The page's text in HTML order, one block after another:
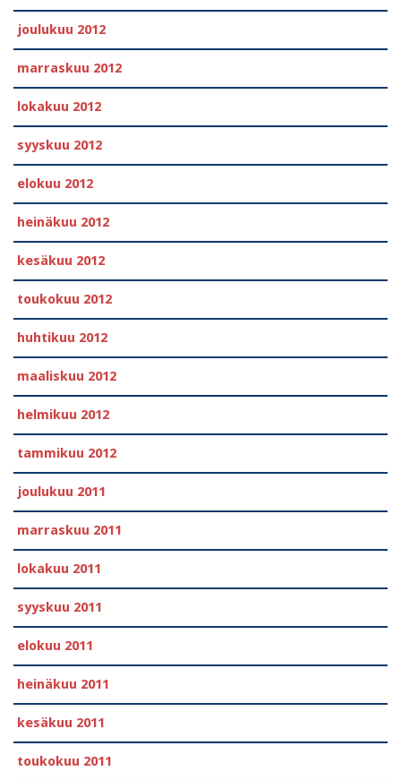
joulukuu 2012
marraskuu 2012
lokakuu 2012
syyskuu 2012
elokuu 2012
heinäkuu 2012
kesäkuu 2012
toukokuu 2012
huhtikuu 2012
maaliskuu 2012
helmikuu 2012
tammikuu 2012
joulukuu 2011
marraskuu 2011
lokakuu 2011
syyskuu 2011
elokuu 2011
heinäkuu 2011
kesäkuu 2011
toukokuu 2011